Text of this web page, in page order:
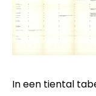
In een tiental